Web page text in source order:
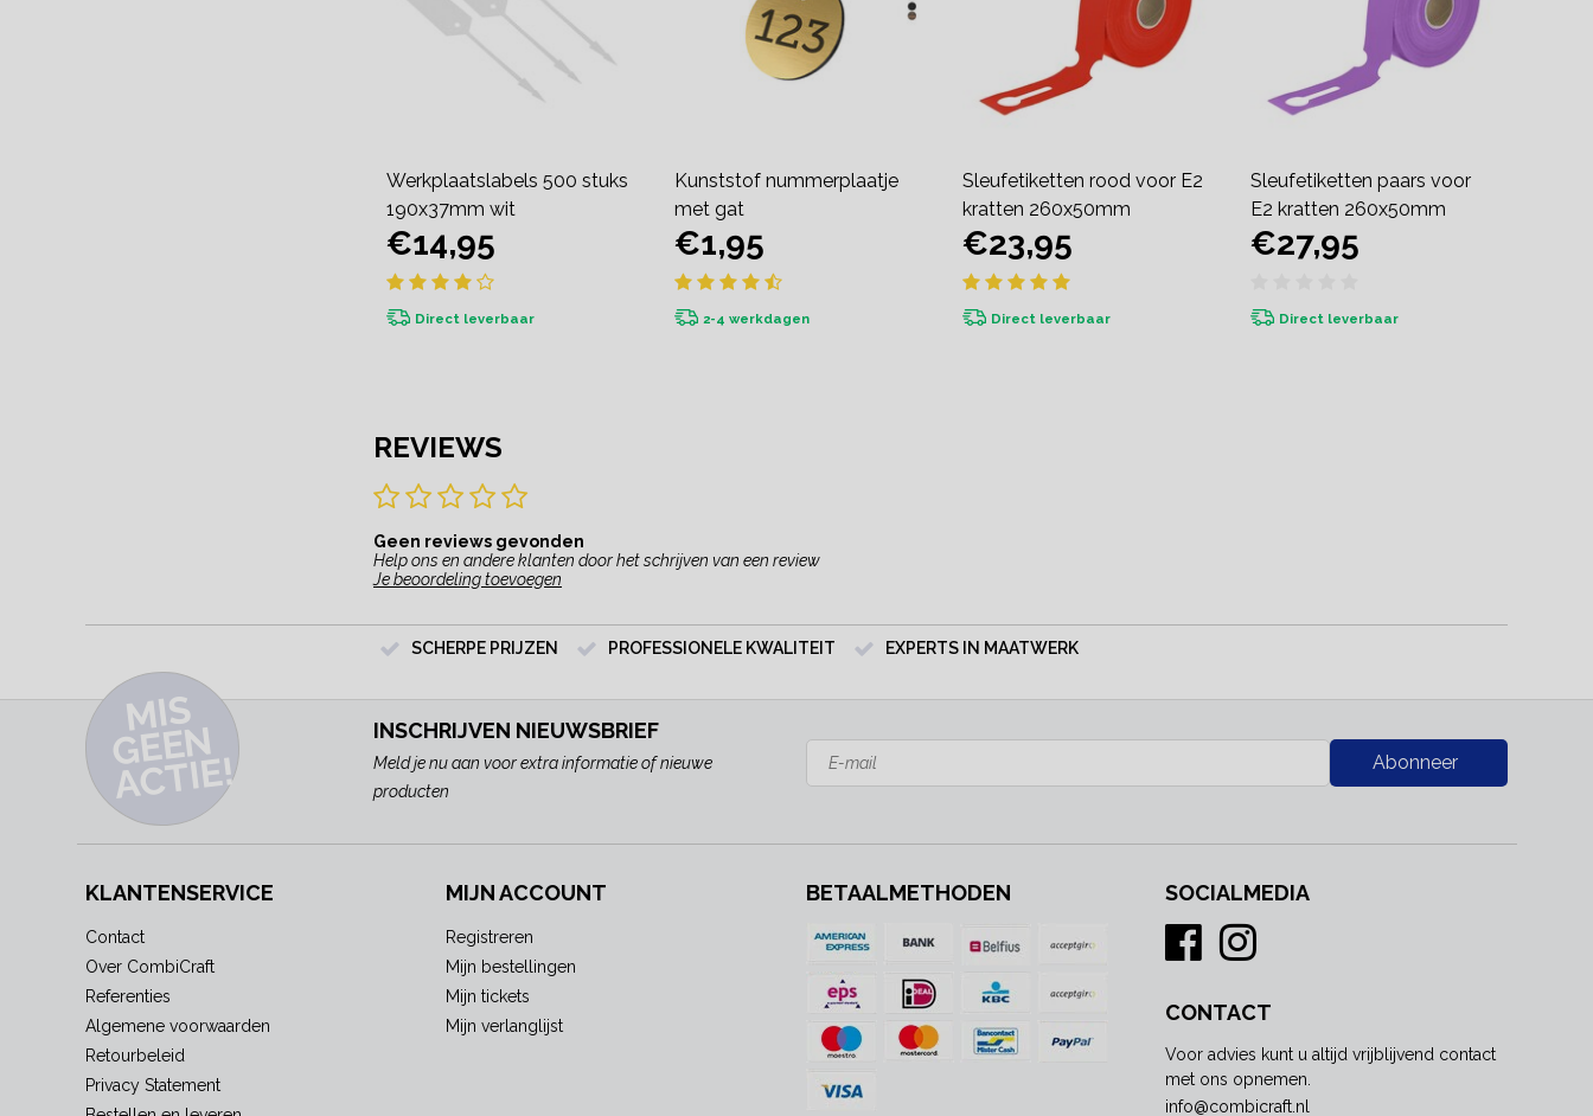
Werkplaatslabels 500 stuks
190x37mm wit
€14,95
Direct leverbaar
Kunststof nummerplaatje
met gat
€1,95
2-4 werkdagen
Sleufetiketten rood voor E2
kratten 260x50mm
€23,95
Direct leverbaar
Sleufetiketten paars voor
E2 kratten 260x50mm
€27,95
Direct leverbaar
REVIEWS
Geen reviews gevonden
Help ons en andere klanten door het schrijven van een review
Je beoordeling toevoegen
SCHERPE PRIJZEN PROFESSIONELE KWALITEIT EXPERTS IN MAATWERK
MI
S
G
E
E
N
A
C
TI
E!
INSCHRIJVEN NIEUWSBRIEF
Meld je nu aan voor extra informatie of nieuwe
producten
Abonneer
KLANTENSERVICE
Contact
Over CombiCraft
Referenties
Algemene voorwaarden
Retourbeleid
Privacy Statement
MIJN ACCOUNT
Registreren
Mijn bestellingen
Mijn tickets
Mijn verlanglijst
BETAALMETHODEN SOCIALMEDIA
CONTACT
Voor advies kunt u altijd vrijblijvend contact
met ons opnemen.
info@combicraft.nl